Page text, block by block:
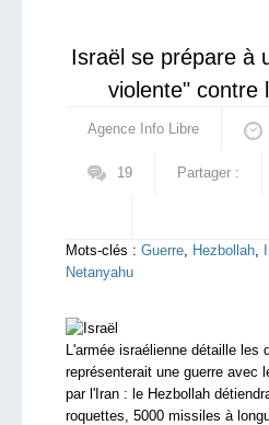
Israël se prépare à
violente" contre
Agence Info Libre
19 Partager :
Mots-clés : Guerre, Hezbollah,
Netanyahu
L'armée israélienne détaille les
représenterait une guerre avec
par l'Iran : le Hezbollah
roquettes, 5000 missiles à